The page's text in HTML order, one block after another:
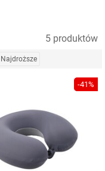
5 produktów
Najdroższe
-41%